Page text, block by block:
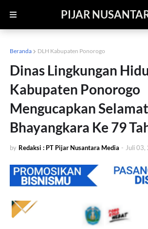
PIJAR
Beranda DLH Kabupaten Ponorogo
Dinas Lingkungan
Kabupaten Ponorogo
Mengucapkan
Bhayangkara Ke 79
by Redaksi : PT Pijar Nusantara Media - Juli